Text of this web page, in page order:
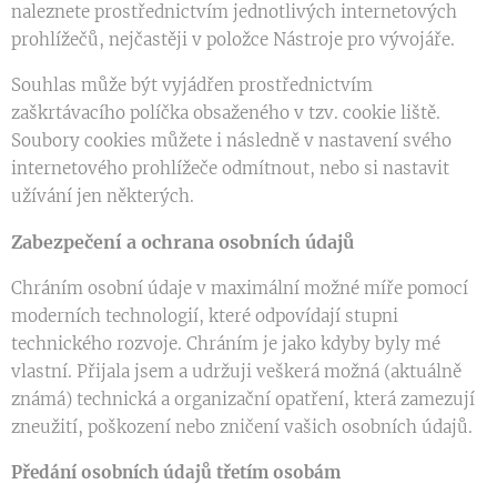
naleznete prostřednictvím jednotlivých internetových
prohlížečů, nejčastěji v položce Nástroje pro vývojáře.
Souhlas může být vyjádřen prostřednictvím
zaškrtávacího políčka obsaženého v tzv. cookie liště.
Soubory cookies můžete i následně v nastavení svého
internetového prohlížeče odmítnout, nebo si nastavit
užívání jen některých.
Zabezpečení a ochrana osobních údajů
Chráním osobní údaje v maximální možné míře pomocí
moderních technologií, které odpovídají stupni
technického rozvoje. Chráním je jako kdyby byly mé
vlastní. Přijala jsem a udržuji veškerá možná (aktuálně
známá) technická a organizační opatření, která zamezují
zneužití, poškození nebo zničení vašich osobních údajů.
Předání osobních údajů třetím osobám